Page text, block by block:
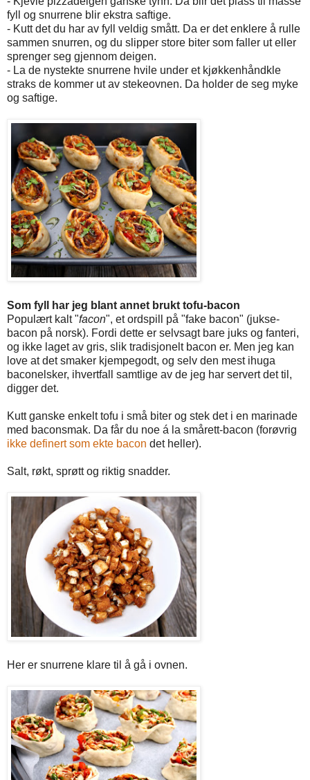
fyll og snurrene blir ekstra saftige.
- Kutt det du har av fyll veldig smått. Da er det enklere å rulle
sammen snurren, og du slipper store biter som faller ut eller
sprenger seg gjennom deigen.
- La de nystekte snurrene hvile under et kjøkkenhåndkle
straks de kommer ut av stekeovnen. Da holder de seg myke
og saftige.
Som fyll har jeg blant annet brukt tofu-bacon
Populært kalt "facon", et ordspill på "fake bacon" (jukse-
bacon på norsk). Fordi dette er selvsagt bare juks og fanteri,
og ikke laget av gris, slik tradisjonelt bacon er. Men jeg kan
love at det smaker kjempegodt, og selv den mest ihuga
baconelsker, ihvertfall samtlige av de jeg har servert det til,
digger det.
Kutt ganske enkelt tofu i små biter og stek det i en marinade
med baconsmak. Da får du noe á la smårett-bacon (forøvrig
ikke definert som ekte bacon det heller).
Salt, røkt, sprøtt og riktig snadder.
Her er snurrene klare til å gå i ovnen.